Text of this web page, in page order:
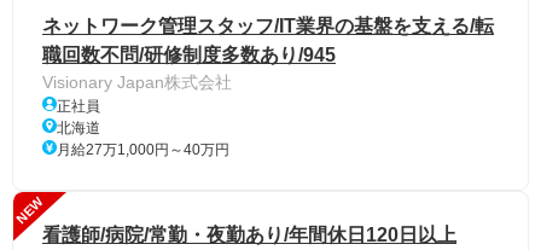
ネットワーク管理スタッフ/IT業界の基盤を支える/転
職回数不問/研修制度多数あり/945
Visionary Japan株式会社
正社員
北海道
月給27万1,000円～40万円
NEW
看護師/病院/常勤・夜勤あり/年間休日120日以上